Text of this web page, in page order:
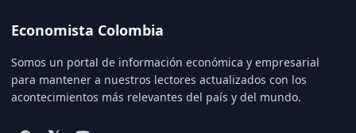
Economista Colombia
Somos un portal de información económica y empresarial
para mantener a nuestros lectores actualizados con los
acontecimientos más relevantes del país y del mundo.